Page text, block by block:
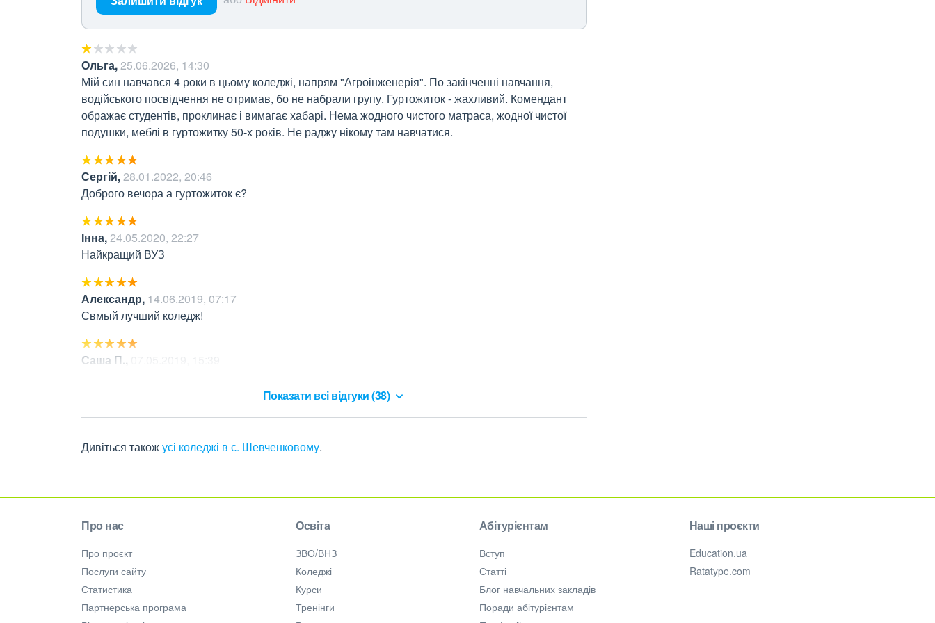
Ольга,25.06.2026, 14:30
Мій син навчався 4 роки в цьому коледжі, напрям "Агроінженерія". По закінченні навчання,
водійського посвідчення не отримав, бо не набрали групу. Гуртожиток - жахливий. Комендант
ображає студентів, проклинає і вимагає хабарі. Нема жодного чистого матраса, жодної чистої
подушки, меблі в гуртожитку 50-х років. Не раджу нікому там навчатися.
Сергій,28.01.2022, 20:46
Доброго вечора а гуртожиток є?
Інна,24.05.2020, 22:27
Найкращий ВУЗ
Александр, 14.06.2019, 07:17
Свмый лучший коледж!
Саша П.,
Показати всі відгуки (38)
Дивіться такожусі коледжі в с. Шевченковому.
Про нас
Про проєкт
Послуги сайту
Статистика
Партнерська програма
Освіта
ЗВО/ВНЗ
Коледжі
Курси
Тренінги
Абітурієнтам
Вступ
Статті
Блог навчальних закладів
Поради абітурієнтам
Наші проєкти
Education.ua
Ratatype.com